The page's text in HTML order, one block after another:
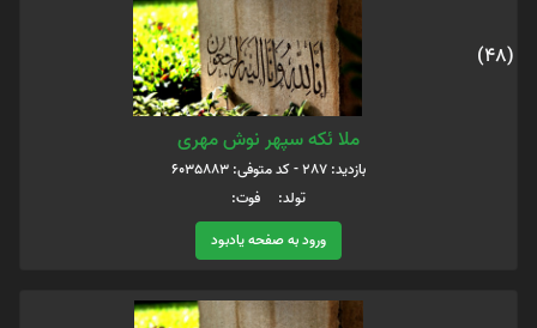
(48)
ملا ئکه سپهر نوش مهری
بازدید: 287 - کد متوفی: 6035883
تولد: فوت:
ورود به صفحه یادبود